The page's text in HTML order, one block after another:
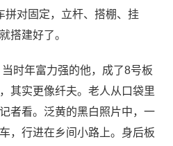
拼对固定，立杆、搭棚、挂
搭建好了。
时年富力强的他，成了8号板
其实更像纤夫。老人从口袋里
者看。泛黄的黑白照片中，一
，行进在乡间小路上。身后板